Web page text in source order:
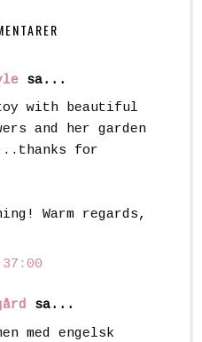
sa...
with beautiful
and her garden
for
Warm regards,
sa...
med engelsk